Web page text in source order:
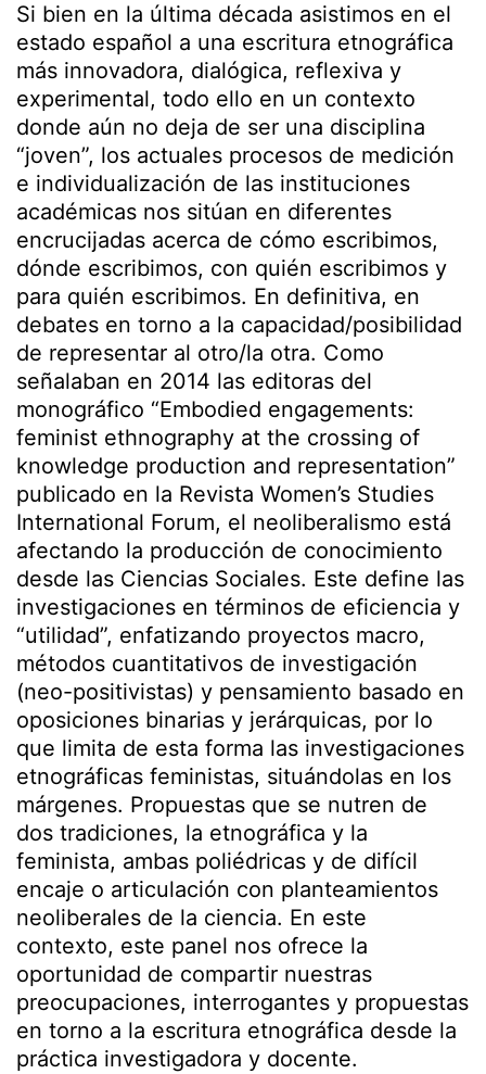
Si bien en la última década asistimos en el
estado español a una escritura etnográfica
más innovadora, dialógica, reflexiva y
experimental, todo ello en un contexto
donde aún no deja de ser una disciplina
“joven”, los actuales procesos de medición
e individualización de las instituciones
académicas nos sitúan en diferentes
encrucijadas acerca de cómo escribimos,
dónde escribimos, con quién escribimos y
para quién escribimos. En definitiva, en
debates en torno a la capacidad/posibilidad
de representar al otro/la otra. Como
señalaban en 2014 las editoras del
monográfico “Embodied engagements:
feminist ethnography at the crossing of
knowledge production and representation”
publicado en la Revista Women’s Studies
International Forum, el neoliberalismo está
afectando la producción de conocimiento
desde las Ciencias Sociales. Este define las
investigaciones en términos de eficiencia y
“utilidad”, enfatizando proyectos macro,
métodos cuantitativos de investigación
(neo-positivistas) y pensamiento basado en
oposiciones binarias y jerárquicas, por lo
que limita de esta forma las investigaciones
etnográficas feministas, situándolas en los
márgenes. Propuestas que se nutren de
dos tradiciones, la etnográfica y la
feminista, ambas poliédricas y de difícil
encaje o articulación con planteamientos
neoliberales de la ciencia. En este
contexto, este panel nos ofrece la
oportunidad de compartir nuestras
preocupaciones, interrogantes y propuestas
en torno a la escritura etnográfica desde la
práctica investigadora y docente.